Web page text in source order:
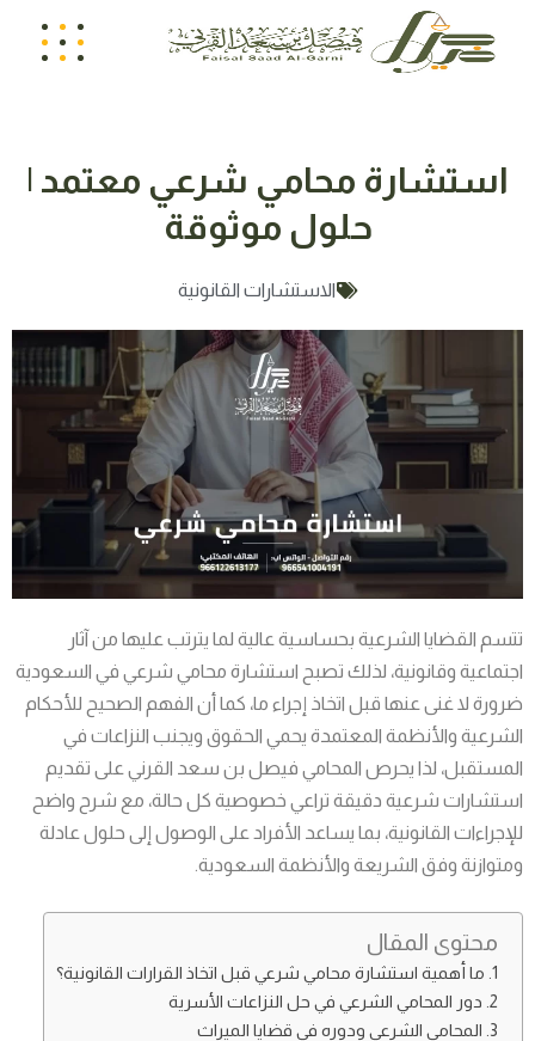
استشارة محامي شرعي معتمد |
حلول موثوقة
الاستشارات القانونية
تتسم القضايا الشرعية بحساسية عالية لما يترتب عليها من آثار
اجتماعية وقانونية، لذلك تصبح استشارة محامي شرعي في السعودية
ضرورة لا غنى عنها قبل اتخاذ إجراء ما، كما أن الفهم الصحيح للأحكام
الشرعية والأنظمة المعتمدة يحمي الحقوق ويجنب النزاعات في
المستقبل، لذا يحرص المحامي فيصل بن سعد القرني على تقديم
استشارات شرعية دقيقة تراعي خصوصية كل حالة، مع شرح واضح
للإجراءات القانونية، بما يساعد الأفراد على الوصول إلى حلول عادلة
ومتوازنة وفق الشريعة والأنظمة السعودية.
محتوى المقال
ما أهمية استشارة محامي شرعي قبل اتخاذ القرارات القانونية؟
دور المحامي الشرعي في حل النزاعات الأسرية
المحامي الشرعي ودوره في قضايا الميراث